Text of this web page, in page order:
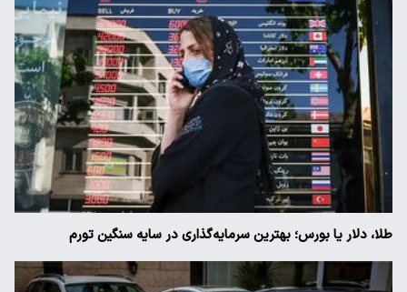
طلا، دلار یا بورس؛ بهترین سرمایه‌گذاری در سایه سنگین تورم